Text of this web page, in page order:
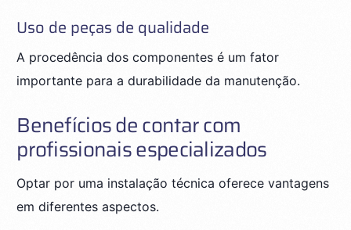
Uso de peças de qualidade
A procedência dos componentes é um fator
importante para a durabilidade da manutenção.
Benefícios de contar com
profissionais especializados
Optar por uma instalação técnica oferece vantagens
em diferentes aspectos.